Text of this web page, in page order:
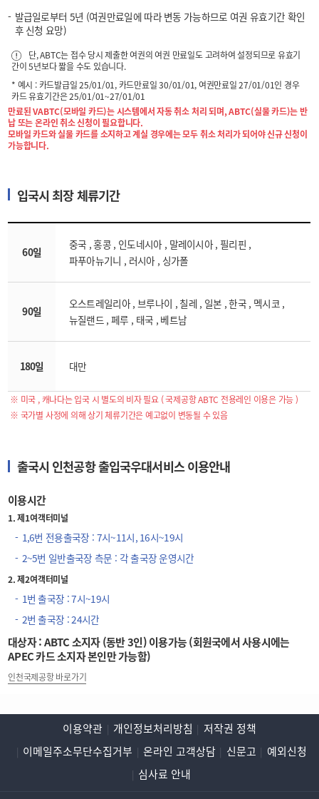
발급일로부터 5년 (여권만료일에 따라 변동 가능하므로 여권 유효기간 확인
후 신청 요망)
단, ABTC는 접수 당시 제출한 여권의 여권 만료일도 고려하여 설정되므로 유효기
간이 5년보다 짧을 수도 있습니다.
* 예시 : 카드발급일 25/01/01, 카드만료일 30/01/01, 여권만료일 27/01/01인 경우
카드 유효기간은 25/01/01~27/01/01
만료된 VABTC(모바일 카드)는 시스템에서 자동 취소 처리 되며, ABTC(실물 카드)는 반
납 또는 온라인 취소 신청이 필요합니다.
모바일 카드와 실물 카드를 소지하고 계실 경우에는 모두 취소 처리가 되어야 신규 신청이
가능합니다.
입국시 최장 체류기간
60일
중국 , 홍콩 , 인도네시아 , 말레이시아 , 필리핀 ,
파푸아뉴기니 , 러시아 , 싱가폴
90일
오스트레일리아 , 브루나이 , 칠레 , 일본 , 한국 , 멕시코 ,
뉴질랜드 , 페루 , 태국 , 베트남
180일 대만
※ 미국 , 캐나다는 입국 시 별도의 비자 필요 ( 국제공항 ABTC 전용레인 이용은 가능 )
※ 국가별 사정에 의해 상기 체류기간은 예고없이 변동될 수 있음
출국시 인천공항 출입국우대서비스 이용안내
이용시간
1. 제1여객터미널
1,6번 전용출국장 : 7시~11시, 16시~19시
2~5번 일반출국장 측문 : 각 출국장 운영시간
2. 제2여객터미널
1번 출국장 : 7시~19시
2번 출국장 : 24시간
대상자 : ABTC 소지자 (동반 3인) 이용가능 (회원국에서 사용시에는
APEC 카드 소지자 본인만 가능함)
인천국제공항 바로가기
이용약관 개인정보처리방침
저작권 정책
이메일주소무단수집거부
온라인 고객상담 신문고
예외신청
심사료 안내